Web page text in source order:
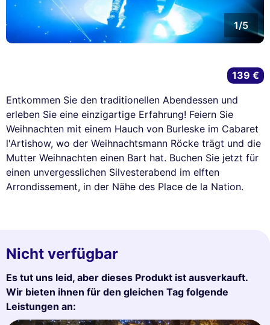
1/5
Entkommen Sie den traditionellen Abendessen und
erleben Sie eine einzigartige Erfahrung! Feiern Sie
Weihnachten mit einem Hauch von Burleske im Cabaret
l'Artishow, wo der Weihnachtsmann Röcke trägt und die
Mutter Weihnachten einen Bart hat. Buchen Sie jetzt für
einen unvergesslichen Silvesterabend im elften
Arrondissement, in der Nähe des Place de la Nation.
139 €
Nicht verfügbar
Es tut uns leid, aber dieses Produkt ist ausverkauft.
Wir bieten ihnen für den gleichen Tag folgende
Leistungen an: